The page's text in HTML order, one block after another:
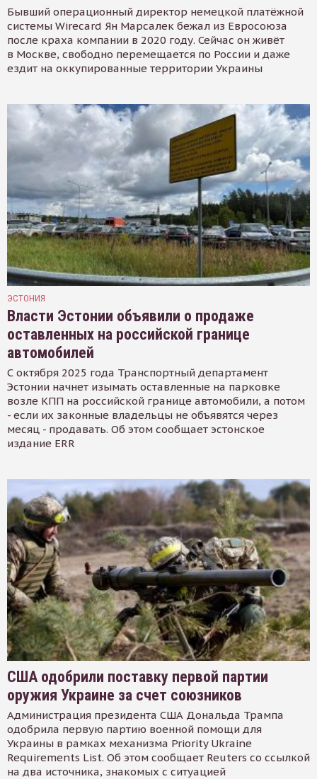
Бывший операционный директор немецкой платёжной
системы Wirecard Ян Марсалек бежал из Евросоюза
после краха компании в 2020 году. Сейчас он живёт
в Москве, свободно перемещается по России и даже
ездит на оккупированные территории Украины
ЭСТОНИЯ
Власти Эстонии объявили о продаже
оставленных на российской границе
автомобилей
С октября 2025 года Транспортный департамент
Эстонии начнет изымать оставленные на парковке
возле КПП на российской границе автомобили, а потом
- если их законные владельцы не объявятся через
месяц - продавать. Об этом сообщает эстонское
издание ERR
США одобрили поставку первой партии
оружия Украине за счет союзников
Администрация президента США Дональда Трампа
одобрила первую партию военной помощи для
Украины в рамках механизма Priority Ukraine
Requirements List. Об этом сообщает Reuters со ссылкой
на два источника, знакомых с ситуацией